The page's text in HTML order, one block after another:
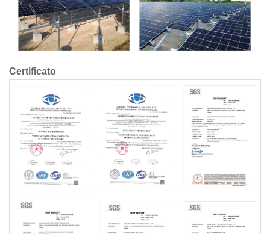
Certificato